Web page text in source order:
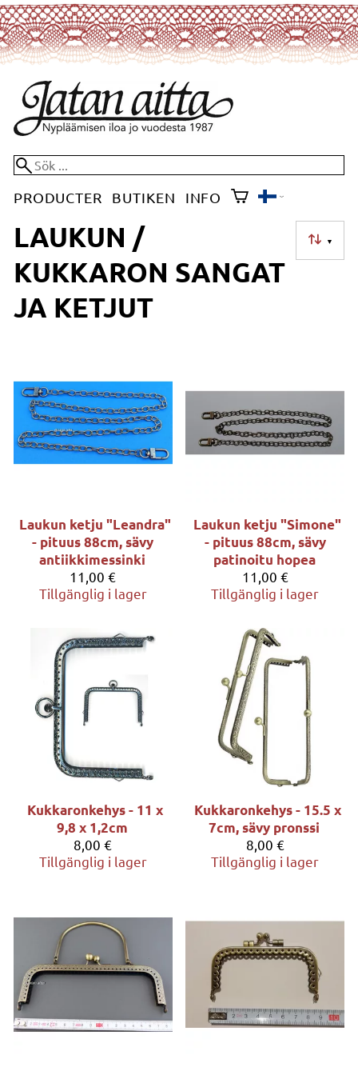
PRODUCTER BUTIKEN INFO
▼
LAUKUN /
KUKKARON SANGAT
JA KETJUT
Laukun ketju "Leandra"
- pituus 88cm, sävy
antiikkimessinki
11,00 €
Tillgänglig i lager
Laukun ketju "Simone"
- pituus 88cm, sävy
patinoitu hopea
11,00 €
Tillgänglig i lager
Kukkaronkehys - 11 x
9,8 x 1,2cm
8,00 €
Tillgänglig i lager
Kukkaronkehys - 15.5 x
7cm, sävy pronssi
8,00 €
Tillgänglig i lager